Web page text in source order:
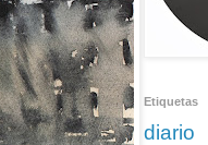
Etiquetas
diario